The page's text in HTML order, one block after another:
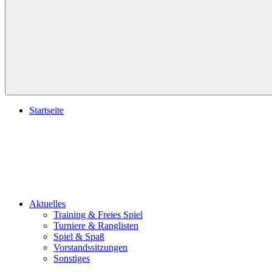
Startseite
Aktuelles
Training & Freies Spiel
Turniere & Ranglisten
Spiel & Spaß
Vorstandssitzungen
Sonstiges